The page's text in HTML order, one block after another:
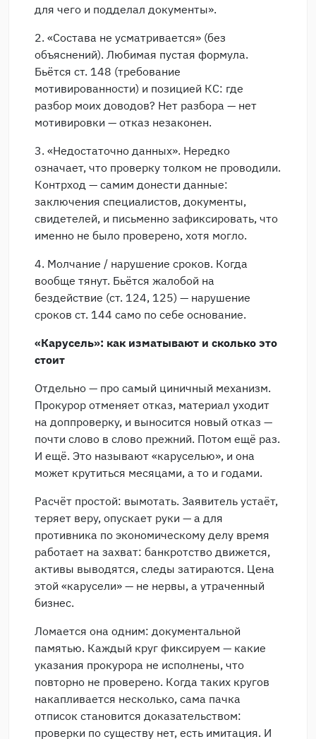
для чего и подделал документы».
2. «Состава не усматривается» (без
объяснений). Любимая пустая формула.
Бьётся ст. 148 (требование
мотивированности) и позицией КС: где
разбор моих доводов? Нет разбора — нет
мотивировки — отказ незаконен.
3. «Недостаточно данных». Нередко
означает, что проверку толком не проводили.
Контрход — самим донести данные:
заключения специалистов, документы,
свидетелей, и письменно зафиксировать, что
именно не было проверено, хотя могло.
4. Молчание / нарушение сроков. Когда
вообще тянут. Бьётся жалобой на
бездействие (ст. 124, 125) — нарушение
сроков ст. 144 само по себе основание.
«Карусель»: как изматывают и сколько это
стоит
Отдельно — про самый циничный механизм.
Прокурор отменяет отказ, материал уходит
на доппроверку, и выносится новый отказ —
почти слово в слово прежний. Потом ещё раз.
И ещё. Это называют «каруселью», и она
может крутиться месяцами, а то и годами.
Расчёт простой: вымотать. Заявитель устаёт,
теряет веру, опускает руки — а для
противника по экономическому делу время
работает на захват: банкротство движется,
активы выводятся, следы затираются. Цена
этой «карусели» — не нервы, а утраченный
бизнес.
Ломается она одним: документальной
памятью. Каждый круг фиксируем — какие
указания прокурора не исполнены, что
повторно не проверено. Когда таких кругов
накапливается несколько, сама пачка
отписок становится доказательством:
проверки по существу нет, есть имитация. И